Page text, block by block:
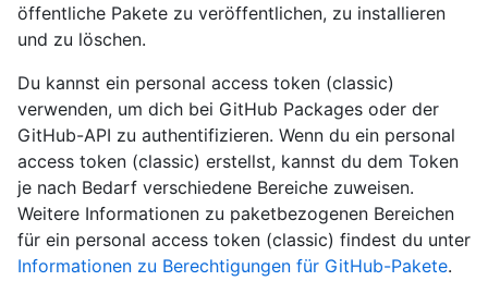
öffentliche Pakete zu veröffentlichen, zu installieren
und zu löschen.
Du kannst ein personal access token (classic)
verwenden, um dich bei GitHub Packages oder der
GitHub-API zu authentifizieren. Wenn du ein personal
access token (classic) erstellst, kannst du dem Token
je nach Bedarf verschiedene Bereiche zuweisen.
Weitere Informationen zu paketbezogenen Bereichen
für ein personal access token (classic) findest du unter
Informationen zu Berechtigungen für GitHub-Pakete.